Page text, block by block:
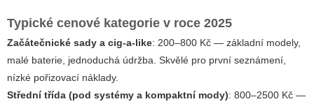
Typické cenové kategorie v roce 2025
Začátečnické sady a cig-a-like: 200–800 Kč — základní modely,
malé baterie, jednoduchá údržba. Skvělé pro první seznámení,
nízké pořizovací náklady.
Střední třída (pod systémy a kompaktní mody): 800–2500 Kč —